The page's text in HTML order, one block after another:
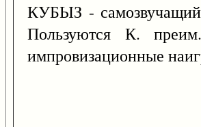
КУБЫЗ - самозвучащий
Пользуются К.
импровизационные